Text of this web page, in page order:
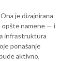
je dizajnirana
opšte namene — i
infrastruktura
ponašanje
aktivno,